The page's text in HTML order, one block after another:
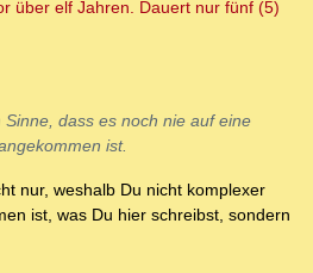
über elf Jahren. Dauert nur fünf (5)
Sinne, dass es noch nie auf eine
ist.
nur, weshalb Du nicht komplexer
ist, was Du hier schreibst, sondern